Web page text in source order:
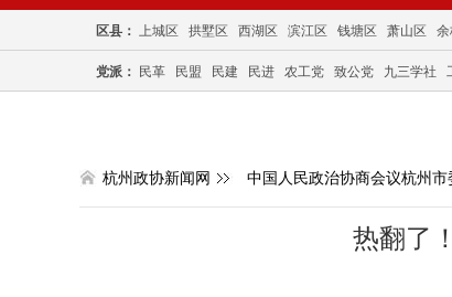
区县： 上城区 拱墅区 西湖区 滨江区 钱塘区 萧山区 余
党派： 民革 民盟 民建 民进 农工党 致公党 九三学社
杭州政协新闻网 中国人民政治协商会议杭州市
热翻了